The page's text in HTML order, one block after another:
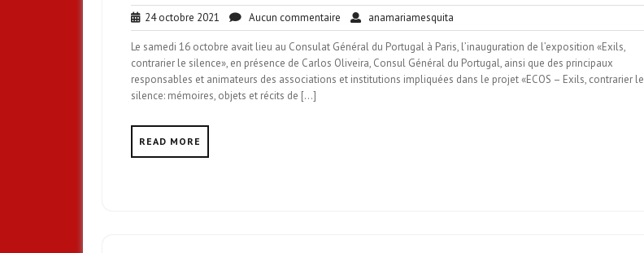
24 octobre 2021 24
octobre
2021
Aucun commentaire Aucun
commentaire
anamariamesquita
Le samedi 16 octobre avait lieu au Consulat Général du Portugal à Paris, l’inauguration de l’exposition «Exils,
contrarier le silence», en présence de Carlos Oliveira, Consul Général du Portugal, ainsi que des principaux
responsables et animateurs des associations et institutions impliquées dans le projet «ECOS – Exils, contrarier le
silence: mémoires, objets et récits de […]
READ MORE